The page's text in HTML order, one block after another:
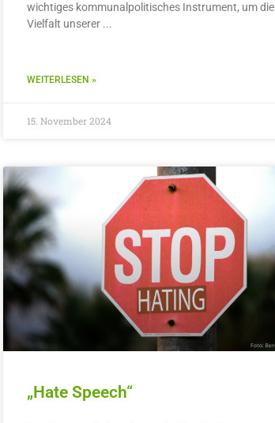
wichtiges kommunalpolitisches Instrument, um die
Vielfalt unserer
WEITERLESEN »
15. November 2024
„Hate Speech“